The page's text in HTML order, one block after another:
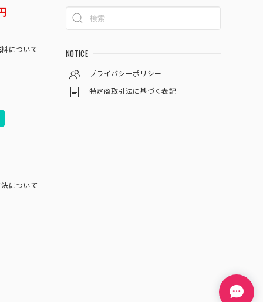
について
について
NOTICE
プライバシーポリシー
特定商取引法に基づく表記